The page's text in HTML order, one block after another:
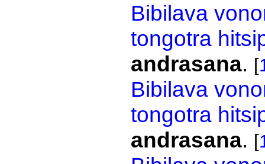
Bibilava
tongotra
andrasana. [
Bibilava
tongotra
andrasana. [